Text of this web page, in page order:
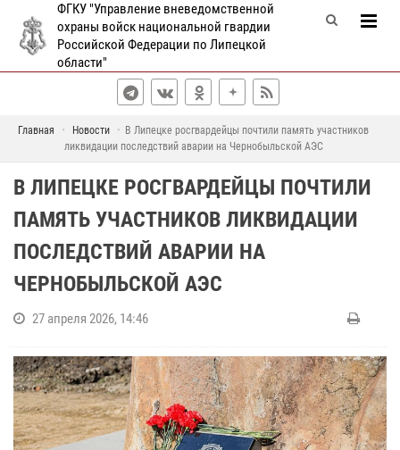
ФГКУ "Управление вневедомственной
охраны войск национальной гвардии
Российской Федерации по Липецкой
области"
Главная Новости
В Липецке росгвардейцы почтили память участников
ликвидации последствий аварии на Чернобыльской АЭС
В ЛИПЕЦКЕ РОСГВАРДЕЙЦЫ ПОЧТИЛИ
ПАМЯТЬ УЧАСТНИКОВ ЛИКВИДАЦИИ
ПОСЛЕДСТВИЙ АВАРИИ НА
ЧЕРНОБЫЛЬСКОЙ АЭС
27 апреля 2026, 14:46